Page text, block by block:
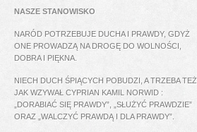
NASZE STANOWISKO
NARÓD POTRZEBUJE DUCHA I PRAWDY, GDYŻ
ONE PROWADZĄ NA DROGĘ DO WOLNOŚCI,
DOBRA I PIĘKNA.
NIECH DUCH ŚPIĄCYCH POBUDZI, A TRZEBA TEŻ,
JAK WZYWAŁ CYPRIAN KAMIL NORWID :
„DORABIAĆ SIĘ PRAWDY”, „SŁUŻYĆ PRAWDZIE”
ORAZ „WALCZYĆ PRAWDĄ I DLA PRAWDY”.